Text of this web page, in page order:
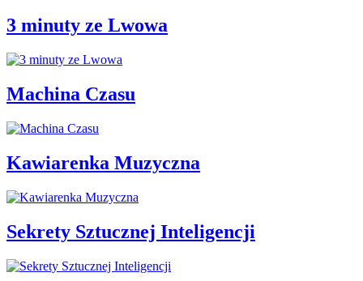
3 minuty ze Lwowa
Machina Czasu
Kawiarenka Muzyczna
Sekrety Sztucznej Inteligencji